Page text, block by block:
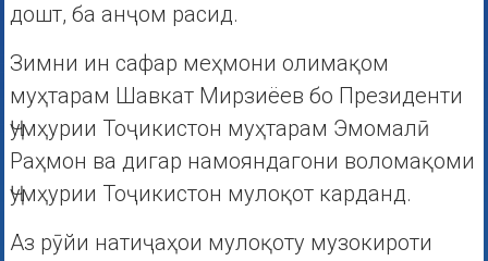
дошт, ба анҷом расид.
Зимни ин сафар меҳмони олимақом
муҳтарам Шавкат Мирзиёев бо Президенти
Ҷумҳурии Тоҷикистон муҳтарам Эмомалӣ
Раҳмон ва дигар намояндагони воломақоми
Ҷумҳурии Тоҷикистон мулоқот карданд.
Аз рӯйи натиҷаҳои мулоқоту музокироти